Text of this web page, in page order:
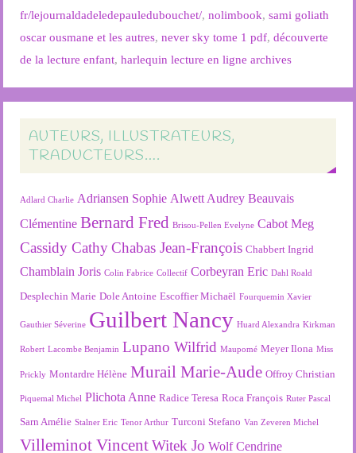
fr/lejournaldadeledepauledubouchet/,nolimbook,sami goliath
oscar ousmane et les autres,never sky tome 1 pdf,découverte
de la lecture enfant,harlequin lecture en ligne archives
AUTEURS, ILLUSTRATEURS,
TRADUCTEURS….
Adlard Charlie Adriansen Sophie Alwett Audrey Beauvais
Clémentine Bernard Fred Brisou-Pellen Evelyne Cabot Meg
Cassidy Cathy Chabas Jean-François Chabbert Ingrid
Chamblain Joris Colin Fabrice Collectif Corbeyran Eric Dahl Roald
Desplechin Marie Dole Antoine Escoffier Michaël Fourquemin Xavier
Gauthier Séverine Guilbert Nancy Huard Alexandra Kirkman
Robert Lacombe Benjamin Lupano Wilfrid Maupomé Meyer Ilona Miss
Prickly Montardre Hélène Murail Marie-Aude Offroy Christian
Piquemal Michel Plichota Anne Radice Teresa Roca François Ruter Pascal
Sarn Amélie Stalner Eric Tenor Arthur Turconi Stefano Van Zeveren Michel
Villeminot Vincent Witek Jo Wolf Cendrine